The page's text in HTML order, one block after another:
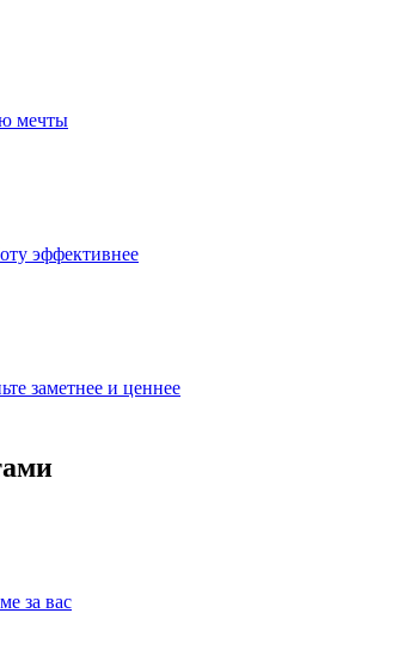
мечты
эффективнее
заметнее и ценнее
за вас